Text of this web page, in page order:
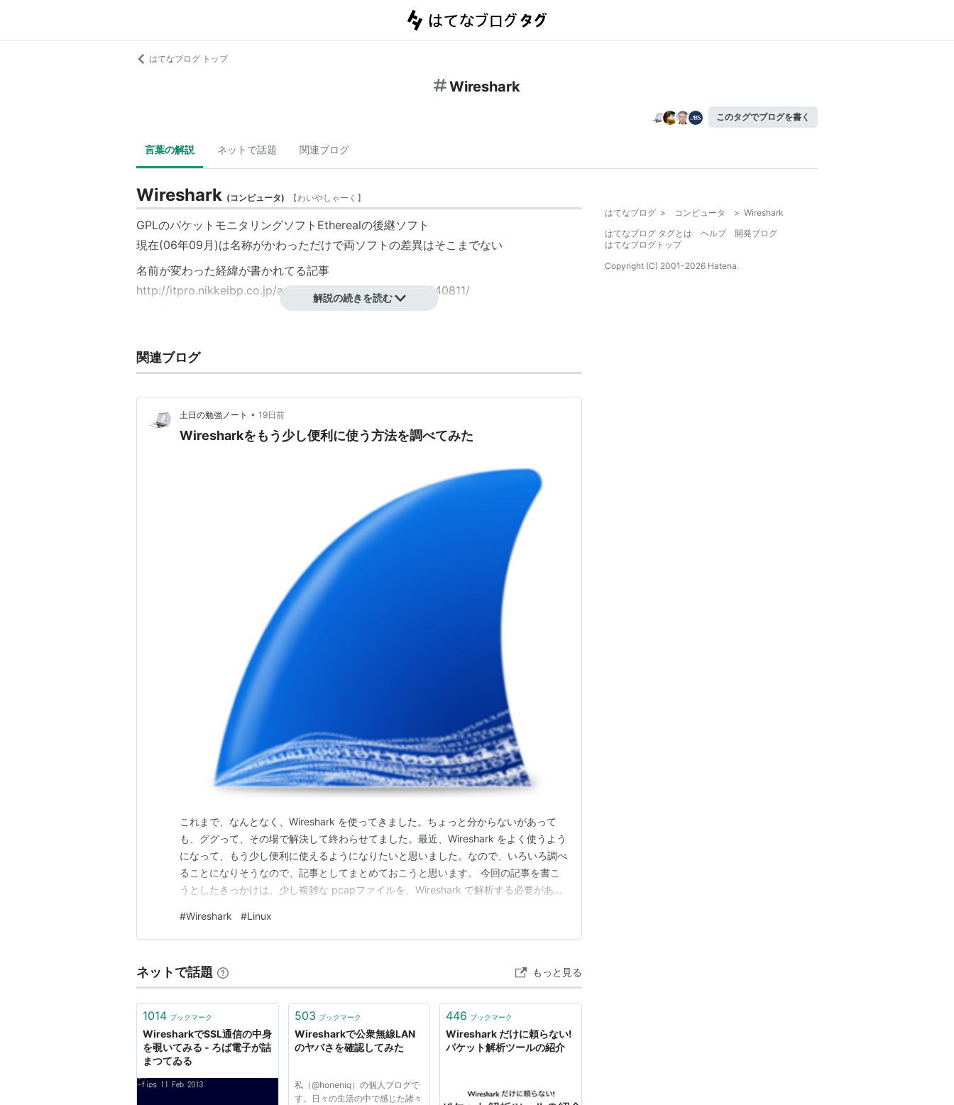
はてなブログ トップ
Wireshark
このタグでブログを書く
言葉の解説 ネットで話題 関連ブログ
Wireshark (コンピュータ) 【わいやしゃーく 】
GPLのパケットモニタリングソフトEtherealの後継ソフト
現在(06年09月)は名称がかわっただけで両ソフトの差異はそこまでない
名前が変わった経緯が書かれてる記事
http://itpro.nikkeibp.co.jp/article/USNEWS/20060614/240811/
http://opentechpress.jp/article.pl?sid=06/06/13/0238247
出版社/メーカー:オライリージャパン
発売日:2018/06/16
メディア:単行本（ソフトカバー）
この商品を含むブログ (1件) を見る
解説の続きを読む
関連ブログ
土日の勉強ノート • 19日前
Wiresharkをもう少し便利に使う方法を調べてみた
これまで、なんとなく、Wireshark を使ってきました。ちょっと分からないがあって
も、ググって、その場で解決して終わらせてました。最近、Wireshark をよく使うよう
になって、もう少し便利に使えるようになりたいと思いました。なので、いろいろ調べ
ることになりそうなので、記事としてまとめておこうと思います。 今回の記事を書こ
うとしたきっかけは、少し複雑な pcapファイルを、Wireshark で解析する必要があっ
て、あっちのパケット見て、その後、こっちのパケット見て、行ったり来たりして、分
かった内容…
#Wireshark #Linux
ネットで話題 もっと見る
1014 ブックマーク
WiresharkでSSL通信の中身
を覗いてみる - ろば電子が詰
まつてゐる
503 ブックマーク
Wiresharkで公衆無線LAN
のヤバさを確認してみた
私（@honeniq）の個人ブログで
す。日々の生活の中で感じた諸々
446 ブックマーク
Wireshark だけに頼らない!
パケット解析ツールの紹介
はてなブログ > コンピュータ > Wireshark
はてなブログ タグとは
ヘルプ
開発ブログ
はてなブログトップ
Copyright (C) 2001-2026 Hatena.